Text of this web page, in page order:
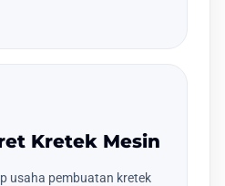
Kretek Mesin
usaha pembuatan kretek